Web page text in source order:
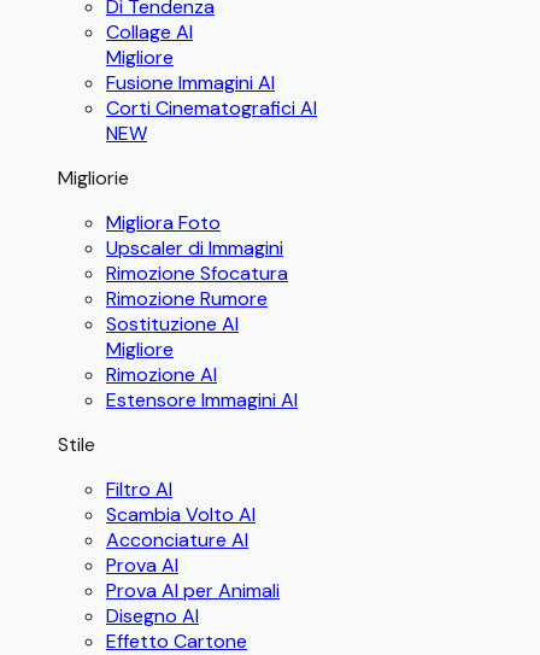
Di Tendenza
Collage AI
Migliore
Fusione Immagini AI
Corti Cinematografici AI
NEW
Migliorie
Migliora Foto
Upscaler di Immagini
Rimozione Sfocatura
Rimozione Rumore
Sostituzione AI
Migliore
Rimozione AI
Estensore Immagini AI
Stile
Filtro AI
Scambia Volto AI
Acconciature AI
Prova AI
Prova AI per Animali
Disegno AI
Effetto Cartone